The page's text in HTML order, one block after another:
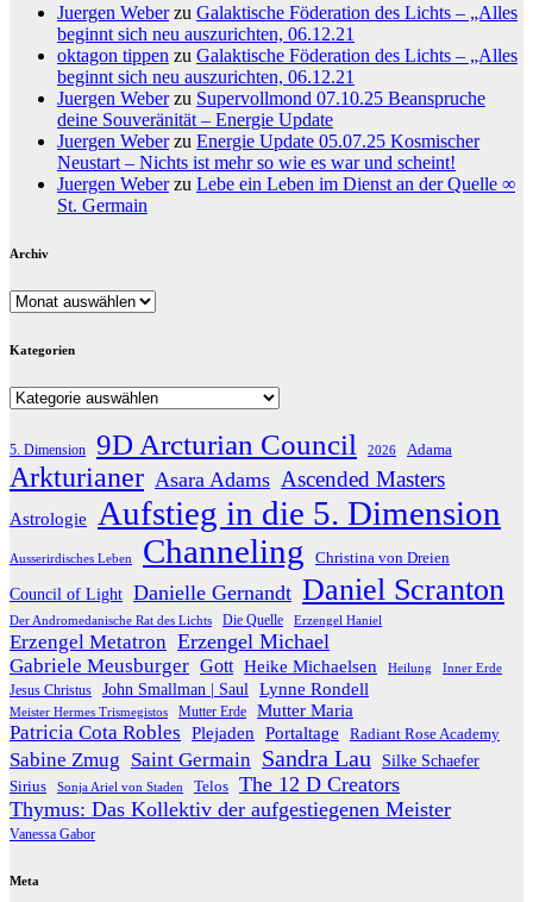
Juergen Weberzu Galaktische Föderation des Lichts – „Alles
beginnt sich neu auszurichten, 06.12.21
oktagon tippen zu Galaktische Föderation des Lichts – „Alles
beginnt sich neu auszurichten, 06.12.21
Juergen Weberzu Supervollmond 07.10.25 Beanspruche
deine Souveränität – Energie Update
Juergen Weberzu Energie Update 05.07.25 Kosmischer
Neustart – Nichts ist mehr so wie es war und scheint!
Juergen Weberzu Lebe ein Leben im Dienst an der Quelle ∞
St. Germain
Archiv
Archiv
Kategorien
Kategorien
5. Dimension 9D Arcturian Council 2026 Adama
Arkturianer Asara Adams Ascended Masters
Astrologie Aufstieg in die 5. Dimension
Ausserirdisches Leben Channeling Christina von Dreien
Council of Light Danielle Gernandt Daniel Scranton
Der Andromedanische Rat des Lichts Die Quelle Erzengel Haniel
Erzengel Metatron Erzengel Michael
Gabriele Meusburger Gott Heike Michaelsen Heilung Inner Erde
Jesus Christus John Smallman | Saul Lynne Rondell
Meister Hermes Trismegistos Mutter Erde Mutter Maria
Patricia Cota Robles Plejaden Portaltage Radiant Rose Academy
Sabine Zmug Saint Germain Sandra Lau Silke Schaefer
Sirius Sonja Ariel von Staden Telos The 12 D Creators
Thymus: Das Kollektiv der aufgestiegenen Meister
Vanessa Gabor
Meta